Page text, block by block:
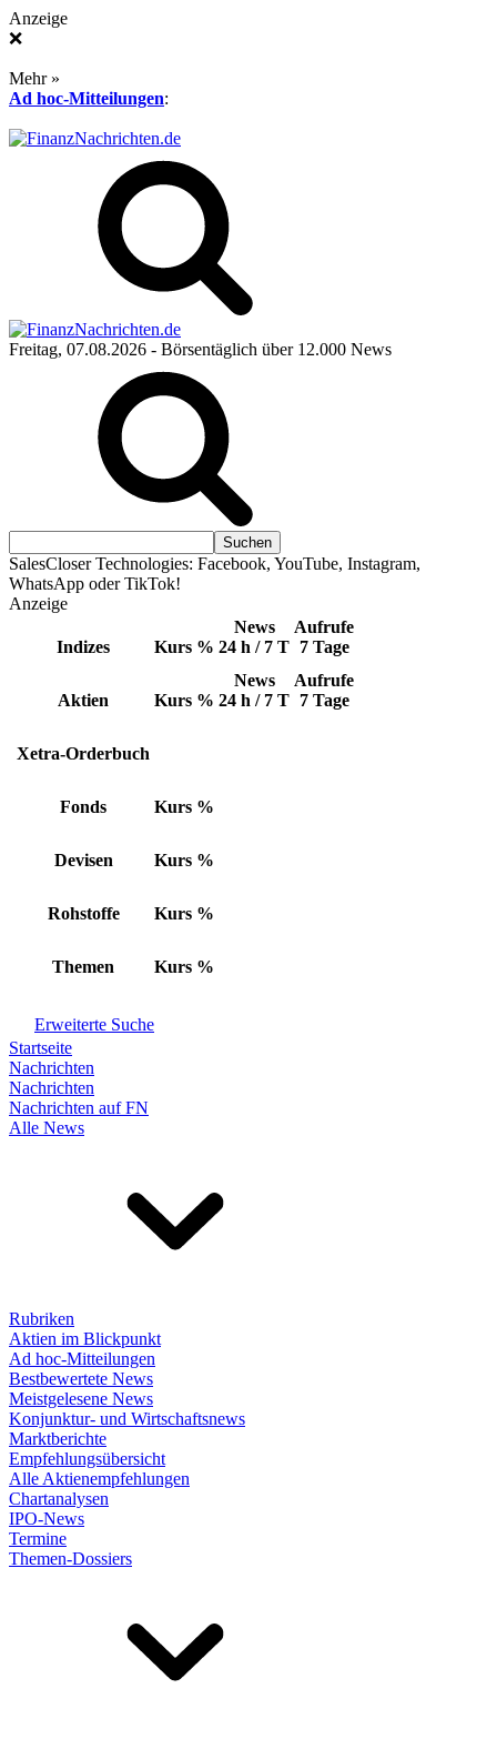
Anzeige
❌
Mehr »
Ad hoc-Mitteilungen:
Freitag, 07.08.2026 - Börsentäglich über 12.000 News
SalesCloser Technologies: Facebook, YouTube, Instagram,
WhatsApp oder TikTok!
Anzeige
Indizes Kurs %
News
24 h / 7 T
Aufrufe
7 Tage
Aktien Kurs %
News
24 h / 7 T
Aufrufe
7 Tage
Xetra-Orderbuch
Fonds Kurs %
Devisen Kurs %
Rohstoffe Kurs %
Themen Kurs %
Erweiterte Suche
Startseite
Nachrichten
Nachrichten
Nachrichten auf FN
Alle News
Rubriken
Aktien im Blickpunkt
Ad hoc-Mitteilungen
Bestbewertete News
Meistgelesene News
Konjunktur- und Wirtschaftsnews
Marktberichte
Empfehlungsübersicht
Alle Aktienempfehlungen
Chartanalysen
IPO-News
Termine
Themen-Dossiers